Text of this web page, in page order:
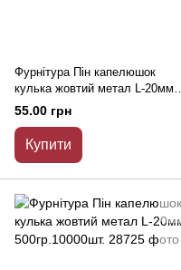
Фурнітура Пін капелюшок
кулька жовтий метал L-20мм
10гр.
55.00 грн
Купити